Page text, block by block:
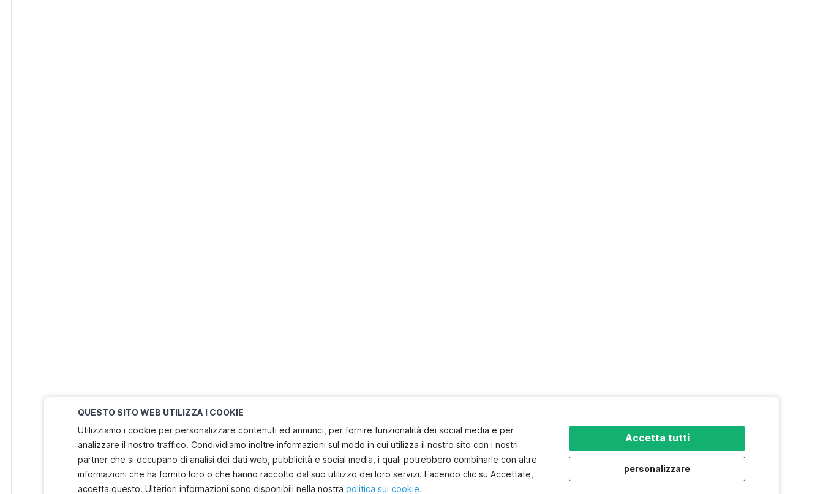
QUESTO SITO WEB UTILIZZA I COOKIE
Utilizziamo i cookie per personalizzare contenuti ed annunci, per fornire funzionalità dei social media e per
analizzare il nostro traffico. Condividiamo inoltre informazioni sul modo in cui utilizza il nostro sito con i nostri
partner che si occupano di analisi dei dati web, pubblicità e social media, i quali potrebbero combinarle con altre
informazioni che ha fornito loro o che hanno raccolto dal suo utilizzo dei loro servizi. Facendo clic su Accettate,
accetta questo. Ulteriori informazioni sono disponibili nella nostra politica sui cookie.
Accetta tutti
personalizzare